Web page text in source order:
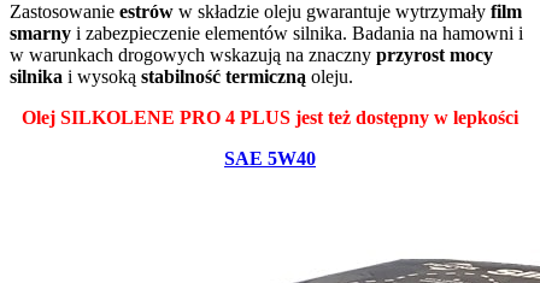
Zastosowanie estrów w składzie oleju gwarantuje wytrzymały film
smarny i zabezpieczenie elementów silnika. Badania na hamowni i
w warunkach drogowych wskazują na znaczny przyrost mocy
silnika i wysoką stabilność termiczną oleju.
Olej SILKOLENE PRO 4 PLUS jest też dostępny w lepkości
SAE 5W40